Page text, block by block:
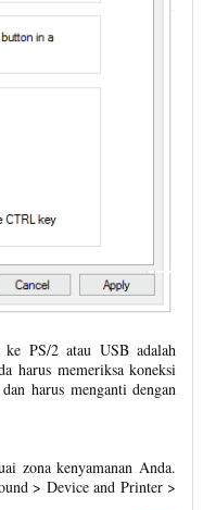
PS/2 atau USB adalah
harus memeriksa koneksi
harus menganti dengan
zona kenyamanan Anda.
> Device and Printer >